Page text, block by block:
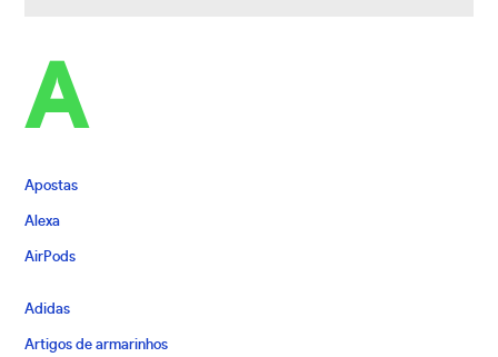
A
Apostas
Alexa
AirPods
Adidas
Artigos de armarinhos